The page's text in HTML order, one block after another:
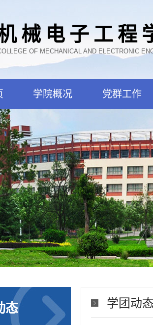
械电子工程
OF MECHANICAL AND ELECTRONIC
学院概况 党群工作
态 学团动